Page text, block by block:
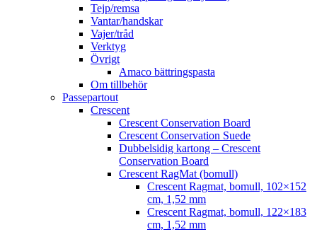
Tejp/remsa
Vantar/handskar
Vajer/tråd
Verktyg
Övrigt
Amaco bättringspasta
Om tillbehör
Passepartout
Crescent
Crescent Conservation Board
Crescent Conservation Suede
Dubbelsidig kartong – Crescent
Conservation Board
Crescent RagMat (bomull)
Crescent Ragmat, bomull, 102×152
cm, 1,52 mm
Crescent Ragmat, bomull, 122×183
cm, 1,52 mm